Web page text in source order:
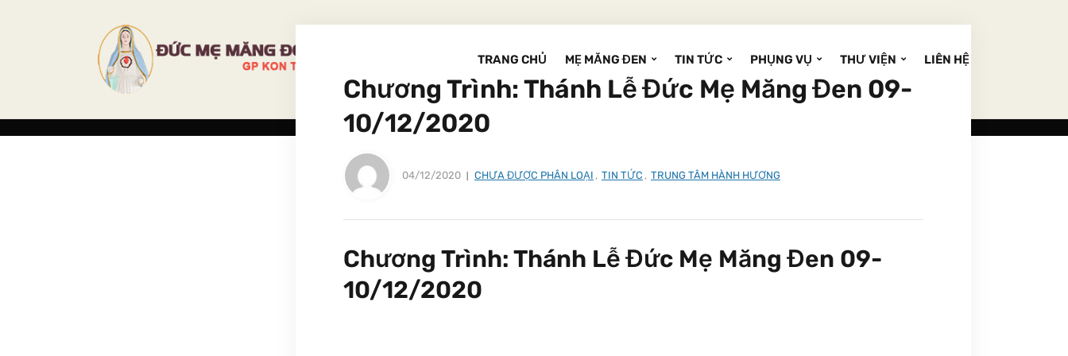
TRANG CHỦ MẸ MĂNG ĐEN TIN TỨC PHỤNG VỤ THƯ VIỆN LIÊN HỆ
Chương Trình: Thánh Lễ Đức Mẹ Măng Đen 09-
10/12/2020
04/12/2020 CHƯA ĐƯỢC PHÂN LOẠI , TIN TỨC , TRUNG TÂM HÀNH HƯƠNG
Chương Trình: Thánh Lễ Đức Mẹ Măng Đen 09-
10/12/2020